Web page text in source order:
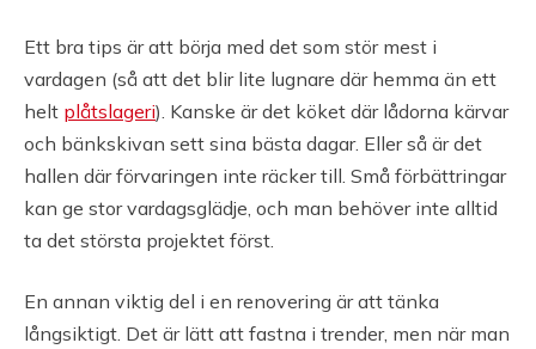
Ett bra tips är att börja med det som stör mest i
vardagen (så att det blir lite lugnare där hemma än ett
helt plåtslageri). Kanske är det köket där lådorna kärvar
och bänkskivan sett sina bästa dagar. Eller så är det
hallen där förvaringen inte räcker till. Små förbättringar
kan ge stor vardagsglädje, och man behöver inte alltid
ta det största projektet först.
En annan viktig del i en renovering är att tänka
långsiktigt. Det är lätt att fastna i trender, men när man